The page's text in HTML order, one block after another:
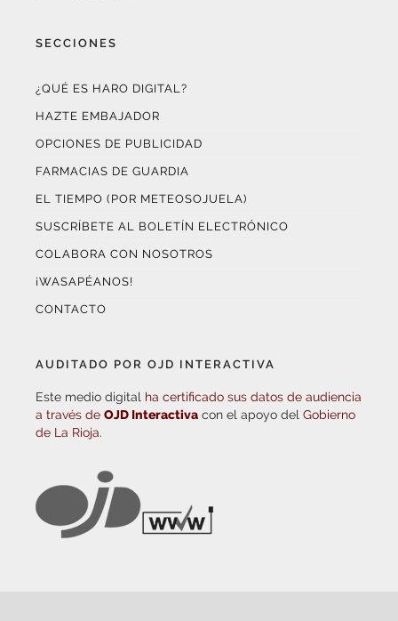
SECCIONES
¿QUÉ ES HARO DIGITAL?
HAZTE EMBAJADOR
OPCIONES DE PUBLICIDAD
FARMACIAS DE GUARDIA
EL TIEMPO (POR METEOSOJUELA)
SUSCRÍBETE AL BOLETÍN ELECTRÓNICO
COLABORA CON NOSOTROS
¡WASAPÉANOS!
CONTACTO
AUDITADO POR OJD INTERACTIVA
Este medio digital ha certificado sus datos de audiencia
a través de OJD Interactiva con el apoyo del Gobierno
de La Rioja.